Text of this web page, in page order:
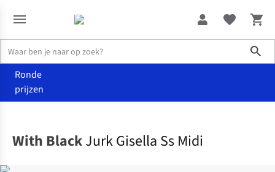
Ronde
prijzen
With BlackJurk Gisella Ss Midi